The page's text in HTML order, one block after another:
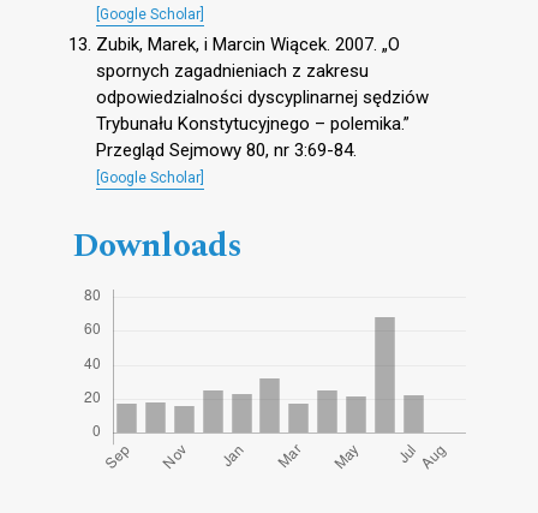
[Google Scholar]
Zubik, Marek, i Marcin Wiącek. 2007. „O
spornych zagadnieniach z zakresu
odpowiedzialności dyscyplinarnej sędziów
Trybunału Konstytucyjnego – polemika.”
Przegląd Sejmowy 80, nr 3:69-84.
[Google Scholar]
Downloads